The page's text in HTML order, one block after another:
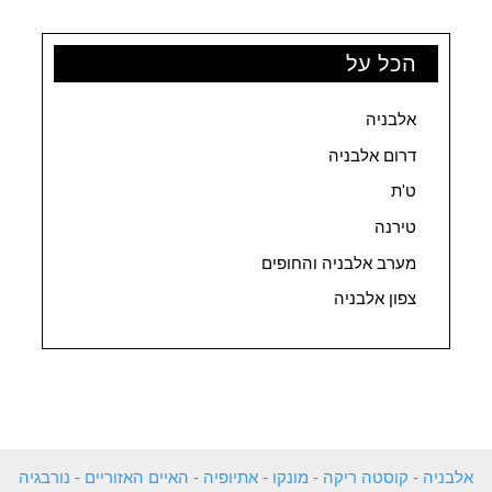
הכל על
אלבניה
דרום אלבניה
ט'ת
טירנה
מערב אלבניה והחופים
צפון אלבניה
אלבניה - קוסטה ריקה - מונקו - אתיופיה - האיים האזוריים - נורבגיה